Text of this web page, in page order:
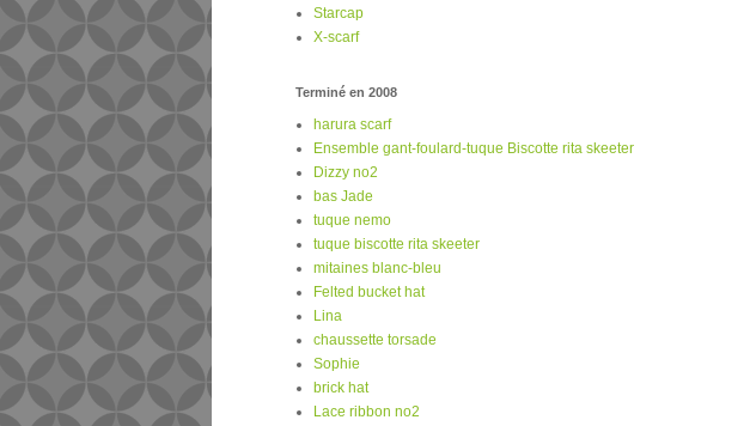
Starcap
X-scarf
Terminé en 2008
harura scarf
Ensemble gant-foulard-tuque Biscotte rita skeeter
Dizzy no2
bas Jade
tuque nemo
tuque biscotte rita skeeter
mitaines blanc-bleu
Felted bucket hat
Lina
chaussette torsade
Sophie
brick hat
Lace ribbon no2